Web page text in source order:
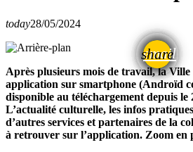
today28/05/2024
share
email
Après plusieurs mois de travail, la
application sur smartphone (Androïd
disponible au téléchargement depuis le
L’actualité culturelle, les infos
d’autres services et partenaires de la
à retrouver sur l’application. Zoom en